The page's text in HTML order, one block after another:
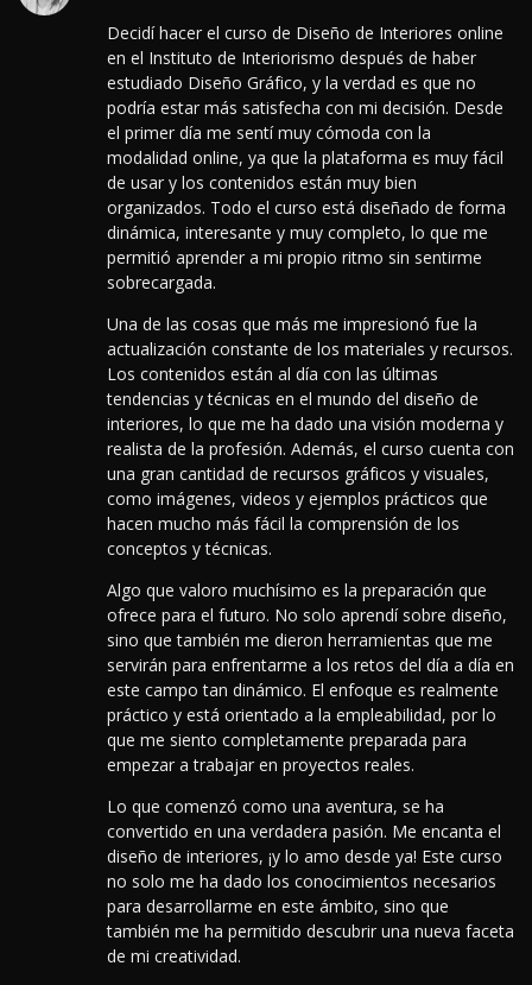
Decidí hacer el curso de Diseño de Interiores online
en el Instituto de Interiorismo después de haber
estudiado Diseño Gráfico, y la verdad es que no
podría estar más satisfecha con mi decisión. Desde
el primer día me sentí muy cómoda con la
modalidad online, ya que la plataforma es muy fácil
de usar y los contenidos están muy bien
organizados. Todo el curso está diseñado de forma
dinámica, interesante y muy completo, lo que me
permitió aprender a mi propio ritmo sin sentirme
sobrecargada.
Una de las cosas que más me impresionó fue la
actualización constante de los materiales y recursos.
Los contenidos están al día con las últimas
tendencias y técnicas en el mundo del diseño de
interiores, lo que me ha dado una visión moderna y
realista de la profesión. Además, el curso cuenta con
una gran cantidad de recursos gráficos y visuales,
como imágenes, videos y ejemplos prácticos que
hacen mucho más fácil la comprensión de los
conceptos y técnicas.
Algo que valoro muchísimo es la preparación que
ofrece para el futuro. No solo aprendí sobre diseño,
sino que también me dieron herramientas que me
servirán para enfrentarme a los retos del día a día en
este campo tan dinámico. El enfoque es realmente
práctico y está orientado a la empleabilidad, por lo
que me siento completamente preparada para
empezar a trabajar en proyectos reales.
Lo que comenzó como una aventura, se ha
convertido en una verdadera pasión. Me encanta el
diseño de interiores, ¡y lo amo desde ya! Este curso
no solo me ha dado los conocimientos necesarios
para desarrollarme en este ámbito, sino que
también me ha permitido descubrir una nueva faceta
de mi creatividad.